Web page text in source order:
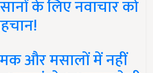
के लिए नवाचार को
और मसालों में नहीं